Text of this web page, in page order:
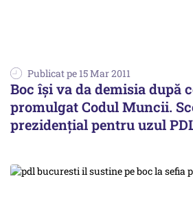
Publicat pe 15 Mar 2011
Boc îşi va da demisia după
promulgat Codul Muncii.
prezidenţial pentru uzul